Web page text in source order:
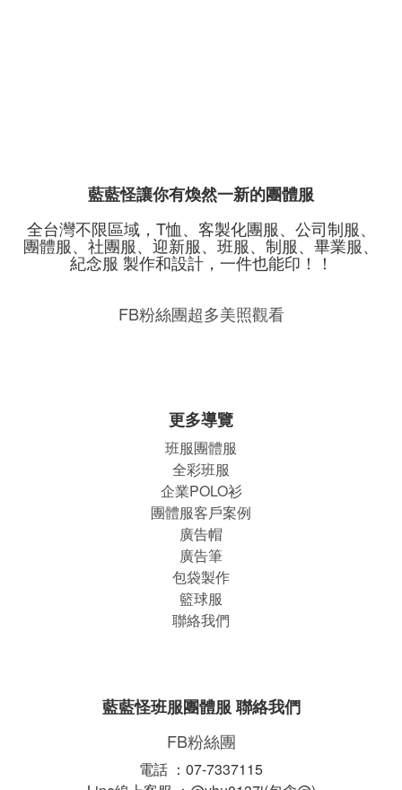
藍藍怪讓你有煥然一新的團體服
全台灣不限區域，T恤、客製化團服、公司制服、
團體服、社團服、迎新服、班服、制服、畢業服、
紀念服 製作和設計，一件也能印！！
FB粉絲團超多美照觀看
更多導覽
班服團體服
全彩班服
企業POLO衫
團體服客戶案例
廣告帽
廣告筆
包袋製作
籃球服
聯絡我們
藍藍怪班服團體服 聯絡我們
FB粉絲團
電話 ：07-7337115